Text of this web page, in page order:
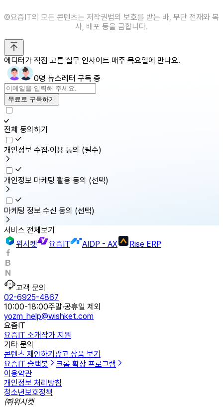
©️요즘IT의 모든 콘텐츠는 저작권법의 보호를 받는 바, 무단 전재와 복
사, 배포 등을 금합니다.
에디터가 직접 고른 실무 인사이트 매주 목요일에 만나요.
0명 뉴스레터 구독 중
무료로 구독하기
전체 동의하기
개인정보 수집·이용 동의 (필수)
개인정보 마케팅 활용 동의 (선택)
마케팅 정보 수신 동의 (선택)
서비스 전체보기
위시켓
요즘IT AIDP - AX Rise ERP
고객 문의
02-6925-4867
10:00-18:00주말·공휴일 제외
yozm_help@wishket.com
요즘IT
요즘IT 소개작가 지원
기타 문의
콘텐츠 제안하기광고 상품 보기
요즘IT 슬랙봇
크롬 확장 프로그램
이용약관
개인정보 처리방침
청소년보호정책
㈜위시켓